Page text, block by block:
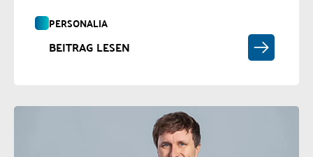
PERSONALIA
BEITRAG LESEN